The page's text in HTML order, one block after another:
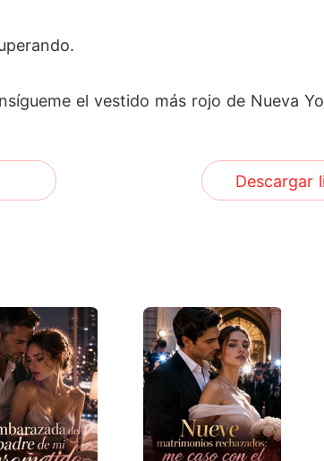
el vestido más rojo de Nueva
Descargar